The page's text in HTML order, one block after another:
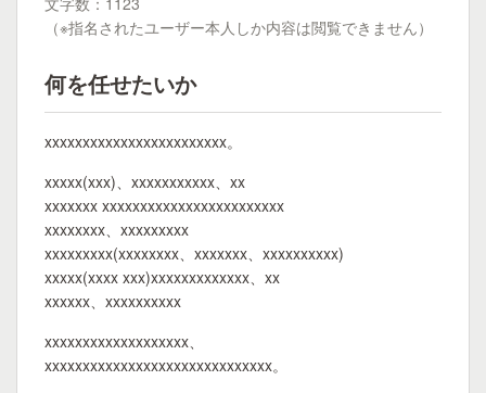
（※指名されたユーザー本人しか内容は閲覧できません）
何を任せたいか
xxxxxxxxxxxxxxxxxxxxxxxx。
xxxxx(xxx)、xxxxxxxxxxx、xx
xxxxxxx xxxxxxxxxxxxxxxxxxxxxxxx
xxxxxxxx、xxxxxxxxx
xxxxxxxxx(xxxxxxxx、xxxxxxx、xxxxxxxxxx)
xxxxx(xxxx xxx)xxxxxxxxxxxxx、xx
xxxxxx、xxxxxxxxxx
xxxxxxxxxxxxxxxxxxx、
xxxxxxxxxxxxxxxxxxxxxxxxxxxxxx。